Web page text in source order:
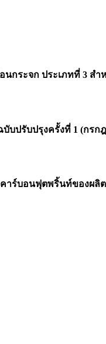
กระจก ประเภทที่ 3 สำ
บปรับปรุงครั้งที่ 1 (กรก
าร์บอนฟุตพริ้นท์ของผ